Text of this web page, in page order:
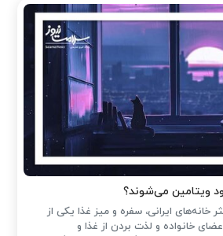
ویتامین می‌شوند؟
خانه‌های ایرانی، سفره و میز غذا یکی از
خانواده و لذت بردن از غذا و